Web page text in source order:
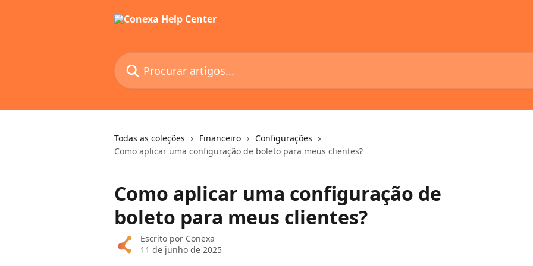
Procurar artigos...
Todas as coleções Financeiro
Configurações
Como aplicar uma configuração de boleto para meus clientes?
Como aplicar uma configuração de
boleto para meus clientes?
Escrito por Conexa
11 de junho de 2025